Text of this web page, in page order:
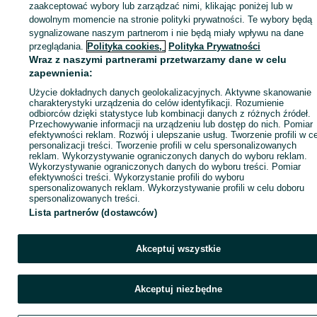
Zaloguj się / Załóż konto
zaakceptować wybory lub zarządzać nimi, klikając poniżej lub w
dowolnym momencie na stronie polityki prywatności. Te wybory będą
sygnalizowane naszym partnerom i nie będą miały wpływu na dane
przeglądania. Polityka cookies, Polityka Prywatności
Wraz z naszymi partnerami przetwarzamy dane w celu
zapewnienia:
Użycie dokładnych danych geolokalizacyjnych. Aktywne skanowanie
charakterystyki urządzenia do celów identyfikacji. Rozumienie
odbiorców dzięki statystyce lub kombinacji danych z różnych źródeł.
Przechowywanie informacji na urządzeniu lub dostęp do nich. Pomiar
efektywności reklam. Rozwój i ulepszanie usług. Tworzenie profili w
personalizacji treści. Tworzenie profili w celu spersonalizowanych
reklam. Wykorzystywanie ograniczonych danych do wyboru reklam.
Wykorzystywanie ograniczonych danych do wyboru treści. Pomiar
efektywności treści. Wykorzystanie profili do wyboru
spersonalizowanych reklam. Wykorzystywanie profili w celu doboru
spersonalizowanych treści.
Lista partnerów (dostawców)
Akceptuj wszystkie
Akceptuj niezbędne